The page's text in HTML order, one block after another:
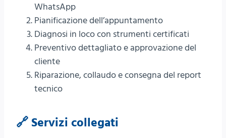
WhatsApp
Pianificazione dell’appuntamento
Diagnosi in loco con strumenti certificati
Preventivo dettagliato e approvazione del
cliente
Riparazione, collaudo e consegna del report
tecnico
🔗 Servizi collegati